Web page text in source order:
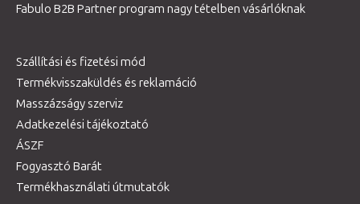
Fabulo B2B Partner program nagy tételben vásárlóknak
Szállítási és fizetési mód
Termékvisszaküldés és reklamáció
Masszázságy szerviz
Adatkezelési tájékoztató
ÁSZF
Fogyasztó Barát
Termékhasználati útmutatók